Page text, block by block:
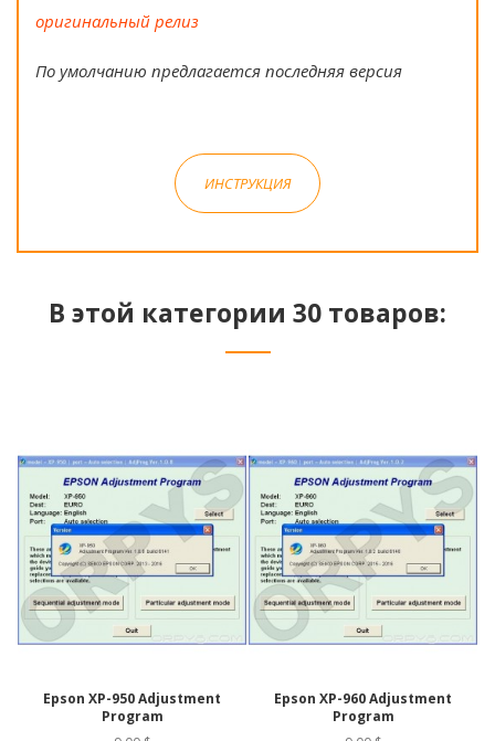
оригинальный релиз
По умолчанию предлагается последняя версия
ИНСТРУКЦИЯ
В этой категории 30 товаров:
Epson XP-950 Adjustment
Program
Epson XP-960 Adjustment
Program